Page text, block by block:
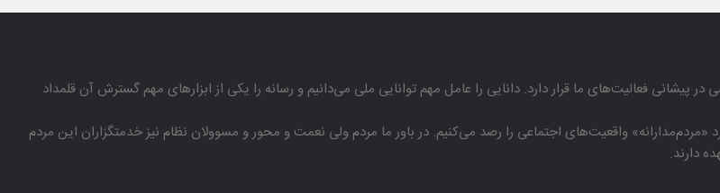
پیشانی فعالیت‌های ما قرار دارد. دانایی را عامل مهم توانایی ملی می‌دانیم و رسانه را یكی از ابزارهای مهم گسترش آن قلمداد
«مردم‌مدارانه‌» واقعیت‌های اجتماعی را رصد می‌كنیم. در باور ما مردم ولی نعمت و محور و مسوولان نظام نیز خدمتگزاران این مردم
دارند.